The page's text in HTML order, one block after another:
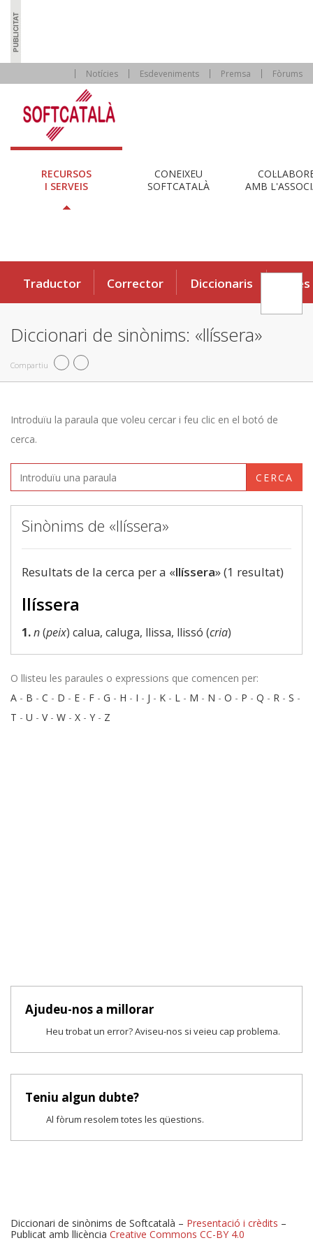
Notícies Esdeveniments Premsa Fòrums
RECURSOS
I SERVEIS
CONEIXEU
SOFTCATALÀ
AMB
Traductor Corrector Diccionaris Eines
Diccionari de sinònims: «llíssera»
Compartiu
Introduïu la paraula que voleu cercar i feu clic en el botó de
cerca.
CERCA
Sinònims de «llíssera»
Resultats de la cerca per a «llíssera» (1 resultat)
llíssera
1.n(peix) calua, caluga, llissa, llissó (cria)
O llisteu les paraules o expressions que comencen per:
A - B - C - D - E - F - G - H - I - J - K - L - M - N - O - P - Q - R - S -
T - U - V- W - X - Y - Z
Ajudeu-nos a millorar
Heu trobat un error? Aviseu-nos si veieu cap problema.
Teniu algun dubte?
Al fòrum resolem totes les qüestions.
Diccionari de sinònims de Softcatalà – Presentació i crèdits –
Publicat amb llicència Creative Commons CC-BY 4.0